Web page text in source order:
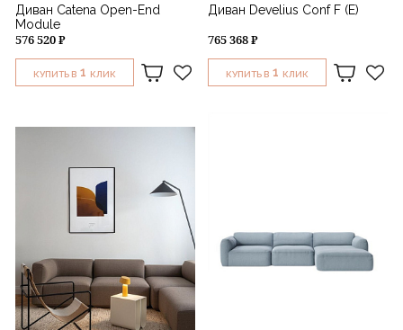
Диван Catena Open-End
Module
576 520 ₽
КУПИТЬ В 1 КЛИК
Диван Develius Conf F (E)
765 368 ₽
КУПИТЬ В 1 КЛИК